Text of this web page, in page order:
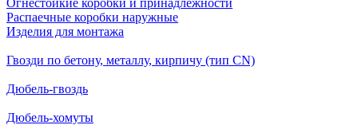
Огнестойкие коробки и принадлежности
Распаечные коробки наружные
Изделия для монтажа
Гвозди по бетону, металлу, кирпичу (тип CN)
Дюбель-гвоздь
Дюбель-хомуты